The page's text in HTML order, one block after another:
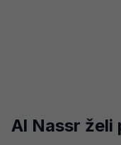
Al Nassr želi